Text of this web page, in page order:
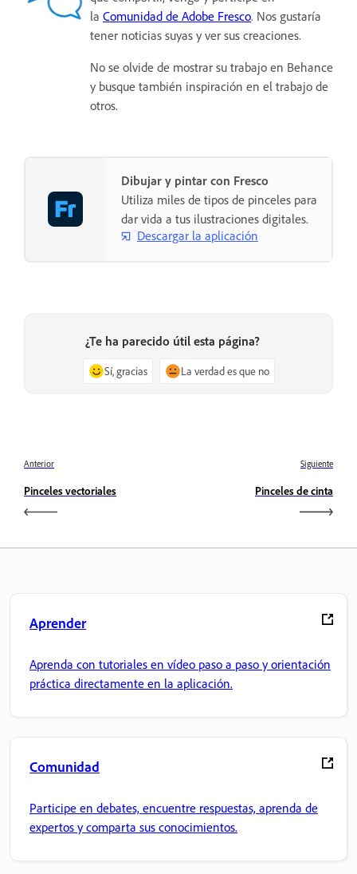
la Comunidad de Adobe Fresco. Nos gustaría
tener noticias suyas y ver sus creaciones.
No se olvide de mostrar su trabajo en Behance
y busque también inspiración en el trabajo de
otros.
Dibujar y pintar con Fresco
Utiliza miles de tipos de pinceles para
dar vida a tus ilustraciones digitales.
Descargar la aplicación
¿Te ha parecido útil esta página?
Sí, gracias La verdad es que no
Anterior
Pinceles vectoriales
Siguiente
Pinceles de cinta
Aprender
Aprenda con tutoriales en vídeo paso a paso y orientación
práctica directamente en la aplicación.
Comunidad
Participe en debates, encuentre respuestas, aprenda de
expertos y comparta sus conocimientos.